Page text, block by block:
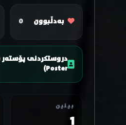
بەدڵبوون 0
Poster)
بینین